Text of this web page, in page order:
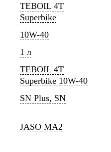
TEBOIL 4T
Superbike
10W-40
1 л
TEBOIL 4T
Superbike 10W-40
SN Plus, SN
JASO MA2